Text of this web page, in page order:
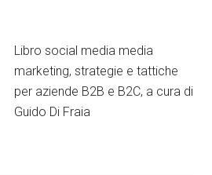
Libro social media media
marketing, strategie e tattiche
per aziende B2B e B2C, a cura di
Guido Di Fraia